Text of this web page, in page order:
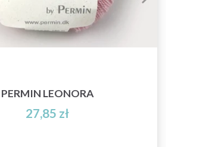
PERMIN LEONORA
27,85 zł